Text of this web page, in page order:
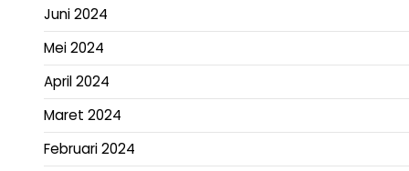
Juni 2024
Mei 2024
April 2024
Maret 2024
Februari 2024